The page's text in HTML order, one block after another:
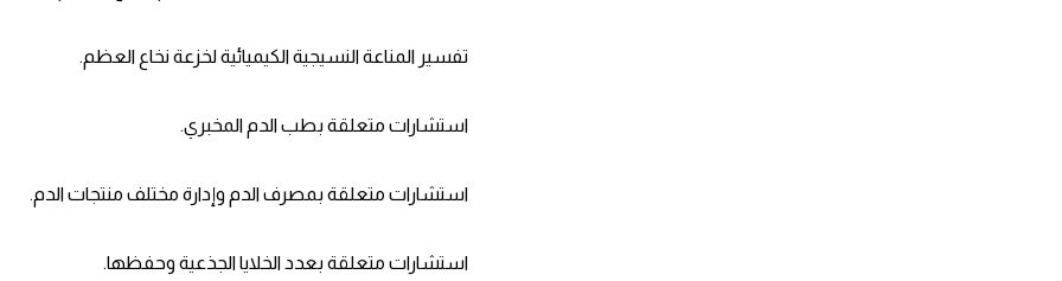
تفسير المناعة النسيجية الكيميائية لخزعة نخاع العظم.
استشارات متعلقة بطب الدم المخبري.
استشارات متعلقة بمصرف الدم وإدارة مختلف منتجات الدم.
استشارات متعلقة بعدد الخلايا الجذعية وحفظها.